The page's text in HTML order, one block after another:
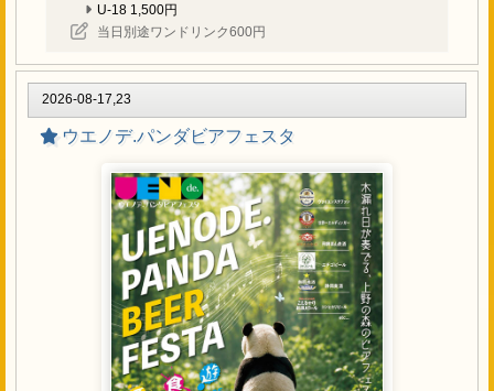
U-18 1,500円
当日別途ワンドリンク600円
2026-08-17,23
ウエノデ.パンダビアフェスタ